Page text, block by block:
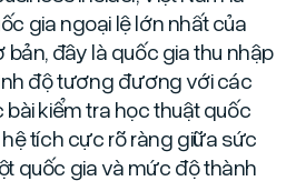
gia ngoại lệ lớn nhất của
bản, đây là quốc gia thu nhập
độ tương đương với các
kiểm tra học thuật quốc
tích cực rõ ràng giữa sức
quốc gia và mức độ thành